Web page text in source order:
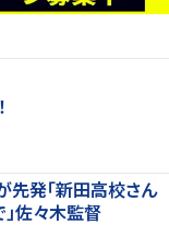
先発「新田高校さん
佐々木監督